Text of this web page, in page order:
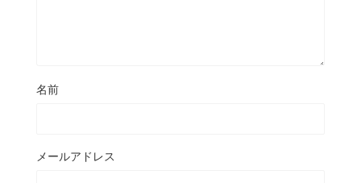
名前
メールアドレス